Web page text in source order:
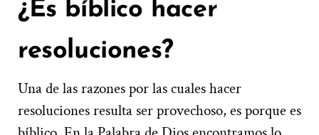
¿Es bíblico hacer
resoluciones?
Una de las razones por las cuales hacer
resoluciones resulta ser provechoso, es porque es